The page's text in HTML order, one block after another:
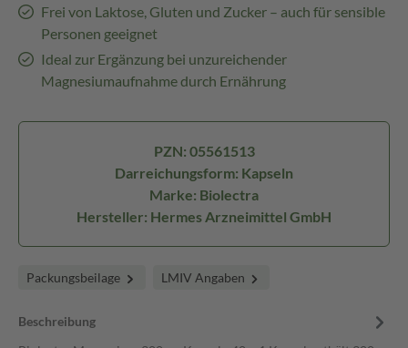
Frei von Laktose, Gluten und Zucker – auch für sensible
Personen geeignet
Ideal zur Ergänzung bei unzureichender
Magnesiumaufnahme durch Ernährung
PZN: 05561513
Darreichungsform: Kapseln
Marke: Biolectra
Hersteller: Hermes Arzneimittel GmbH
Packungsbeilage LMIV Angaben
Beschreibung